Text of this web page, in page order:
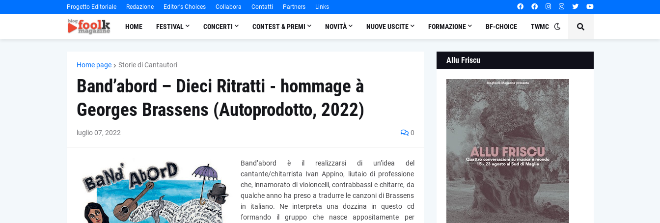
Progetto Editoriale Redazione Editor's Choices Collabora Contatti Partners Links
HOME FESTIVAL CONCERTI CONTEST & PREMI NOVITÀ NUOVE USCITE FORMAZIONE BF-CHOICE TWMC
Home page Storie di Cantautori
Band’abord – Dieci Ritratti - hommage à
Georges Brassens (Autoprodotto, 2022)
luglio 07, 2022 0
Band’abord è il realizzarsi di un’idea del
cantante/chitarrista Ivan Appino, liutaio di professione
che, innamorato di violoncelli, contrabbassi e chitarre, da
qualche anno ha preso a tradurre le canzoni di Brassens
in italiano. Ne interpreta una dozzina in questo cd
formando il gruppo che nasce appositamente per
Allu Friscu